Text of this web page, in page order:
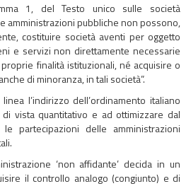
1, del Testo unico sulle società
amministrazioni pubbliche non possono,
costituire società aventi per oggetto
e servizi non direttamente necessarie
finalità istituzionali, né acquisire o
di minoranza, in tali società”.
l’indirizzo dell’ordinamento italiano
vista quantitativo e ad ottimizzare dal
partecipazioni delle amministrazioni
‘non affidante’ decida in un
il controllo analogo (congiunto) e di